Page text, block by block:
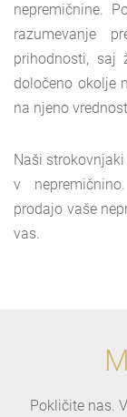
nepremičnine.
razumevanje
prihodnosti, saj
določeno okolje
na njeno
Naši
v
prodajo vaše
vas.
Pokličite nas.